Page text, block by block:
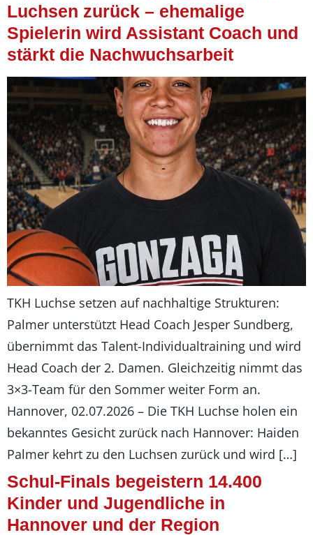
Luchsen zurück – ehemalige
Spielerin wird Assistant Coach und
stärkt die Nachwuchsarbeit
TKH Luchse setzen auf nachhaltige Strukturen:
Palmer unterstützt Head Coach Jesper Sundberg,
übernimmt das Talent-Individualtraining und wird
Head Coach der 2. Damen. Gleichzeitig nimmt das
3×3-Team für den Sommer weiter Form an.
Hannover, 02.07.2026 – Die TKH Luchse holen ein
bekanntes Gesicht zurück nach Hannover: Haiden
Palmer kehrt zu den Luchsen zurück und wird […]
Schul-Finals begeistern 14.400
Kinder und Jugendliche in
Hannover und der Region